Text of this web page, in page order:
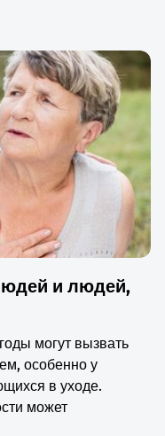
и людей,
могут вызвать
особенно у
в уходе.
может